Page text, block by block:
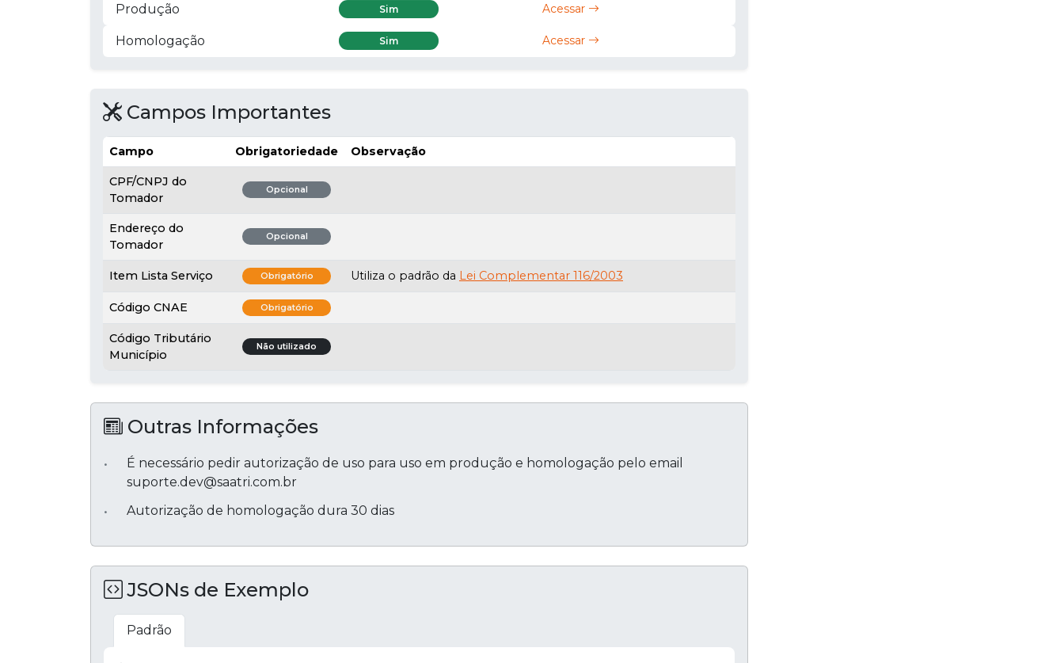
Produção Sim Acessar
Homologação Sim Acessar
Campos Importantes
Campo Obrigatoriedade Observação
CPF/CNPJ do
Tomador
Opcional
Endereço do
Tomador
Opcional
Item Lista Serviço Obrigatório Utiliza o padrão da Lei Complementar 116/2003
Código CNAE Obrigatório
Código Tributário
Município
Não utilizado
Outras Informações
É necessário pedir autorização de uso para uso em produção e homologação pelo email
suporte.dev@saatri.com.br
Autorização de homologação dura 30 dias
JSONs de Exemplo
Padrão